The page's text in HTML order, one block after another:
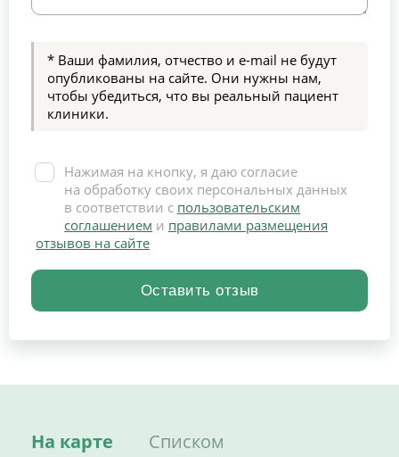
* Ваши фамилия, отчество и e-mail не будут
опубликованы на сайте. Они нужны нам,
чтобы убедиться, что вы реальный пациент
клиники.
Нажимая на кнопку, я даю согласие
на обработку своих персональных данных
в соответствии с пользовательским
соглашением и правилами размещения
отзывов на сайте
На карте Списком